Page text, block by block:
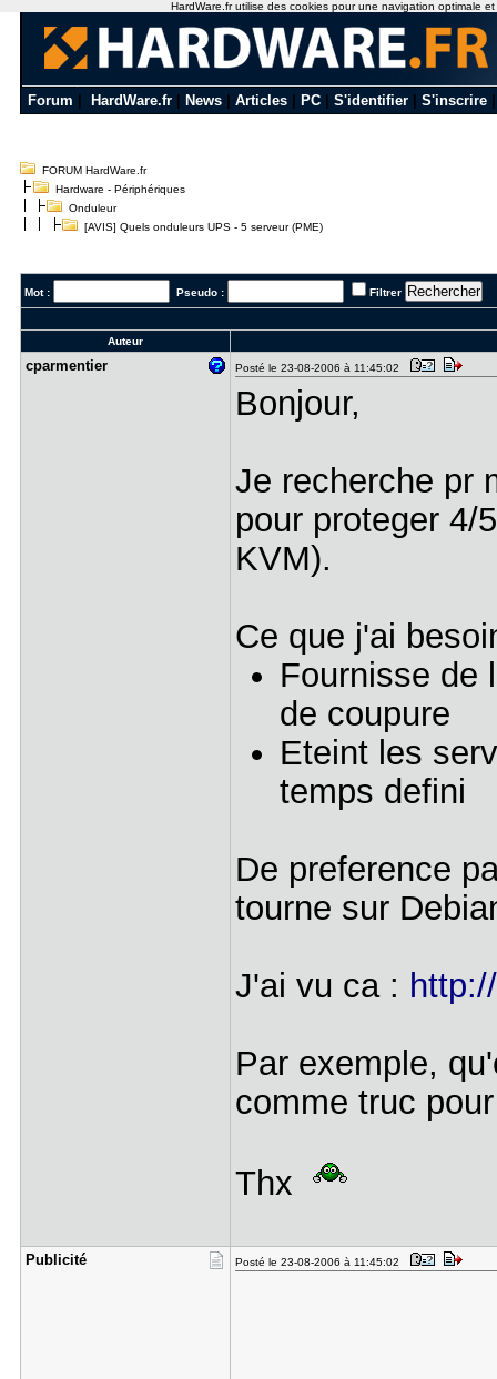
Forum HardWare.fr News Articles PC S'identifier S'inscrire
FORUM HardWare.fr
Hardware - Périphériques
Onduleur
[AVIS] Quels onduleurs UPS - 5 serveur (PME)
Mot : Pseudo : Filtrer
Auteur
cparmentie​r Posté le 23-08-2006 à 11:45:02
Bonjour,
Je recherche pr
pour proteger 4/
KVM).
Ce que j'ai
Fournisse de
de coupure
Eteint les
temps defini
De preference
tourne sur
J'ai vu ca :
Par exemple,
comme truc
Thx
Publicité Posté le 23-08-2006 à 11:45:02
HardWare.fr utilise des cookies pour une navigation optimale